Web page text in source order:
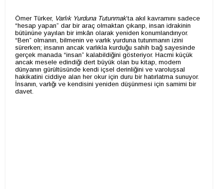
Ömer Türker, Varlık Yurduna Tutunmak’ta akıl kavramını sadece
“hesap yapan” dar bir araç olmaktan çıkarıp, insan idrakinin
bütününe yayılan bir imkân olarak yeniden konumlandırıyor.
“Ben” olmanın, bilmenin ve varlık yurduna tutunmanın izini
sürerken; insanın ancak varlıkla kurduğu sahih bağ sayesinde
gerçek manada “insan” kalabildiğini gösteriyor. Hacmi küçük
ancak mesele edindiği dert büyük olan bu kitap, modern
dünyanın gürültüsünde kendi içsel derinliğini ve varoluşsal
hakikatini ciddiye alan her okur için duru bir hatırlatma sunuyor.
İnsanın, varlığı ve kendisini yeniden düşünmesi için samimi bir
davet.